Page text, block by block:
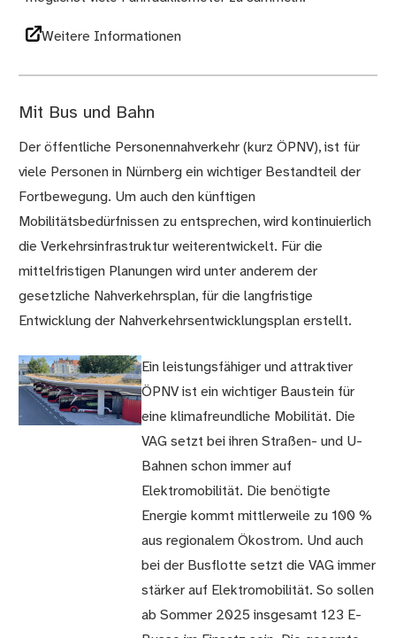
Weitere Informationen
Mit Bus und Bahn
Der öffentliche Personennahverkehr (kurz ÖPNV), ist für
viele Personen in Nürnberg ein wichtiger Bestandteil der
Fortbewegung. Um auch den künftigen
Mobilitätsbedürfnissen zu entsprechen, wird kontinuierlich
die Verkehrsinfrastruktur weiterentwickelt. Für die
mittelfristigen Planungen wird unter anderem der
gesetzliche Nahverkehrsplan, für die langfristige
Entwicklung der Nahverkehrsentwicklungsplan erstellt.
Ein leistungsfähiger und attraktiver
ÖPNV ist ein wichtiger Baustein für
eine klimafreundliche Mobilität. Die
VAG setzt bei ihren Straßen- und U-
Bahnen schon immer auf
Elektromobilität. Die benötigte
Energie kommt mittlerweile zu 100 %
aus regionalem Ökostrom. Und auch
bei der Busflotte setzt die VAG immer
stärker auf Elektromobilität. So sollen
ab Sommer 2025 insgesamt 123 E-